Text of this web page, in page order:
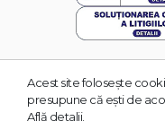
Pe cine consultăm în
© 2026 Grupul
Acest site foloseşte
presupune că eşti de
Află detalii.